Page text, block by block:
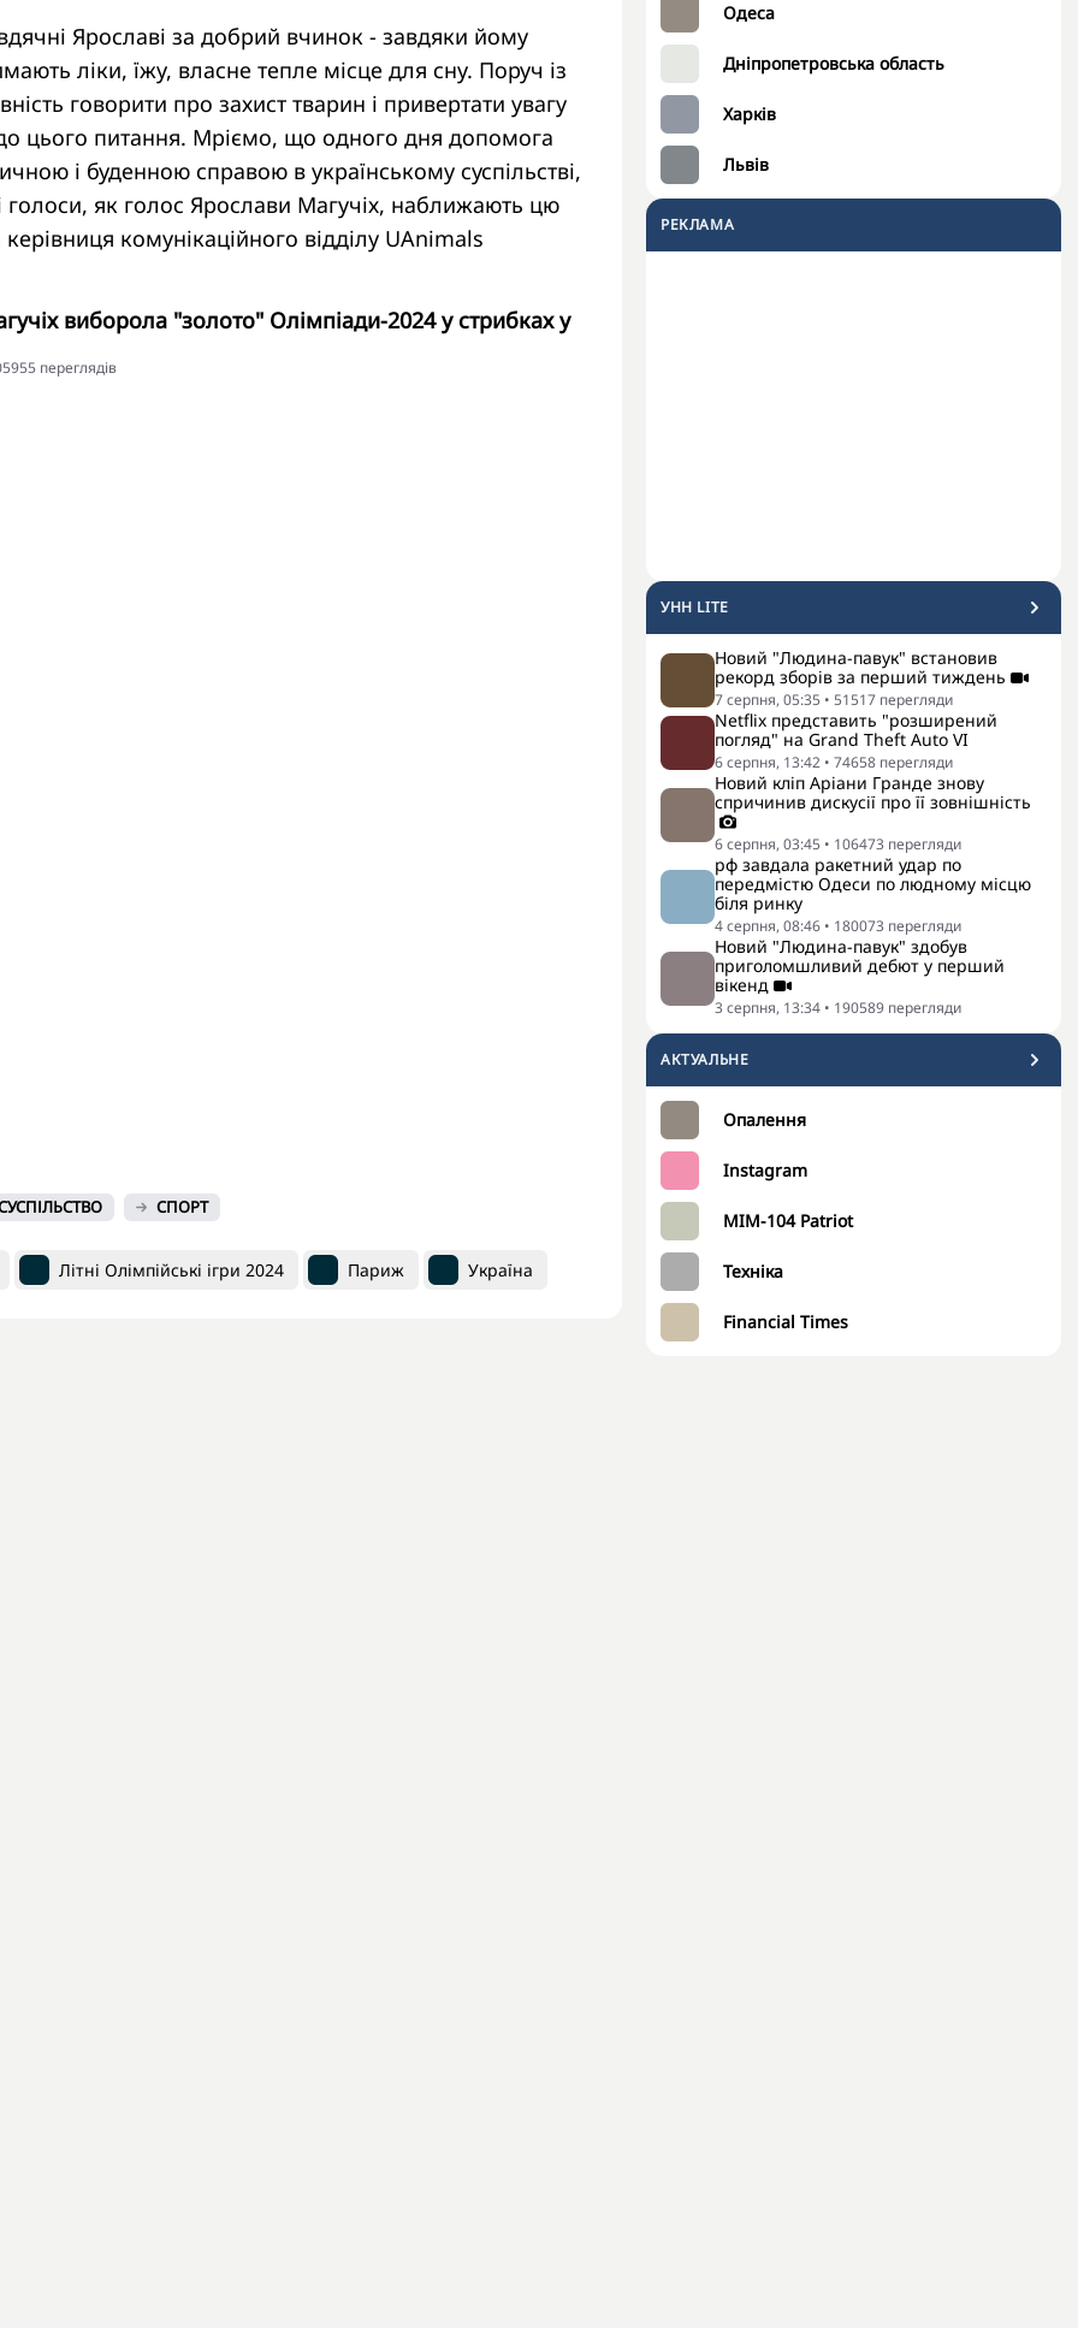
Одеса
Дніпропетровська область
Харків
Львів
РЕКЛАМА
УНН LITE
Новий "Людина-павук" встановив
рекорд зборів за перший тиждень
7 серпня, 05:35 • 51517 перегляди
Netflix представить "розширений
погляд" на Grand Theft Auto VI
6 серпня, 13:42 • 74658 перегляди
Новий кліп Аріани Гранде знову
спричинив дискусії про її зовнішність
6 серпня, 03:45 • 106473 перегляди
рф завдала ракетний удар по
передмістю Одеси по людному місцю
біля ринку
4 серпня, 08:46 • 180073 перегляди
Новий "Людина-павук" здобув
приголомшливий дебют у перший
вікенд
3 серпня, 13:34 • 190589 перегляди
АКТУАЛЬНЕ
Опалення
Instagram
MIM-104 Patriot
Техніка
Financial Times
Ярославі за добрий вчинок - завдяки йому
ліки, їжу, власне тепле місце для сну. Поруч із
говорити про захист тварин і привертати увагу
до цього питання. Мріємо, що одного дня допомога
і буденною справою в українському суспільстві,
голоси, як голос Ярослави Магучіх, наближають цю
комунікаційного відділу UAnimals
виборола "золото" Олімпіади-2024 у стрибках у
переглядiв
СПОРТ
Літні Олімпійські ігри 2024 Париж Україна